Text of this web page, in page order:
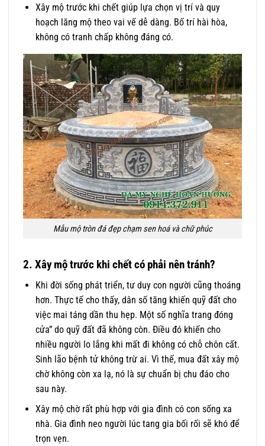
Xây mộ trước khi chết giúp lựa chọn vị trí và quy
hoạch lăng mộ theo vai vế dễ dàng. Bố trí hài hòa,
không có tranh chấp không đáng có.
Mẫu mộ tròn đá đẹp chạm sen hoá và chữ phúc
2. Xây mộ trước khi chết có phải nên tránh?
Khi đời sống phát triển, tư duy con người cũng thoáng
hơn. Thực tế cho thấy, dân số tăng khiến quỹ đất cho
việc mai táng dần thu hẹp. Một số nghĩa trang đóng
cửa” do quỹ đất đã không còn. Điều đó khiến cho
nhiều người lo lắng khi mất đi không có chỗ chôn cất.
Sinh lão bệnh tử không trừ ai. Vì thế, mua đất xây mộ
chờ không còn xa lạ, nó là sự chuẩn bị chu đáo cho
sau này.
Xây mộ chờ rất phù hợp với gia đình có con sống xa
nhà. Gia đình neo người lúc tang gia bối rối sẽ khó để
trọn vẹn.